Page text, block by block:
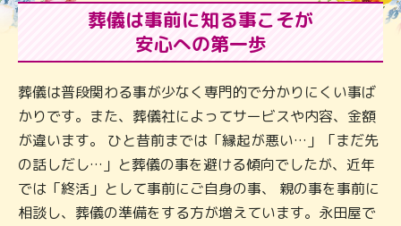
葬儀は事前に知る事こそが
安心への第一歩
葬儀は普段関わる事が少なく専門的で分かりにくい事ば
かりです。また、葬儀社によってサービスや内容、金額
が違います。 ひと昔前までは「縁起が悪い…」「まだ先
の話しだし…」と葬儀の事を避ける傾向でしたが、近年
では「終活」として事前にご自身の事、 親の事を事前に
相談し、葬儀の準備をする方が増えています。永田屋で